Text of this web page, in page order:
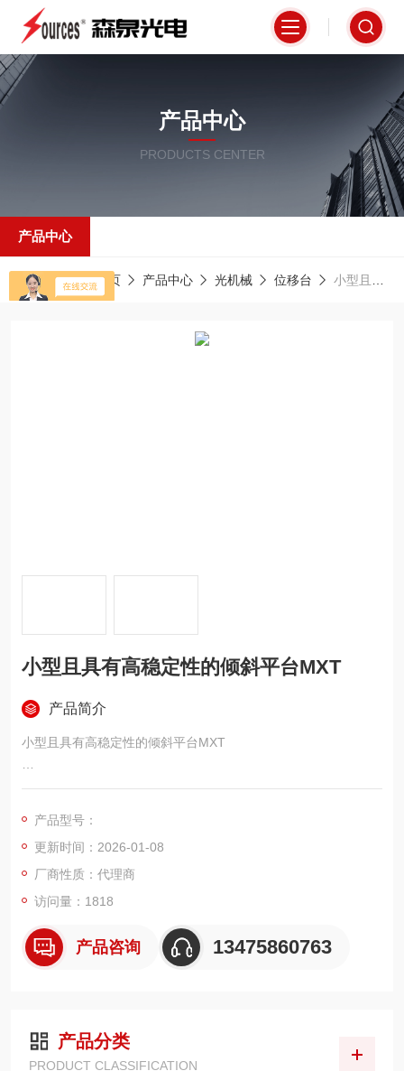
产品中心
PRODUCTS CENTER
产品中心
当前位置：首页 产品中心 光机械 位移台 小型且具有高稳定性的倾斜平台MXT
小型且具有高稳定性的倾斜平台MXT
产品简介
小型且具有高稳定性的倾斜平台MXT
ü 从平行平面到45°可无限调节
ü 2°的增量刻度
ü 提供真空兼容版本
ü 符合RoHS标准
产品型号：
更新时间：2026-01-08
厂商性质：代理商
访问量：1818
产品咨询 13475860763
产品分类
PRODUCT CLASSIFICATION